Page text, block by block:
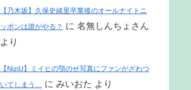
【乃木坂】久保史緒里卒業後のオールナイトニ
ッポンは誰がやる？ に 名無しんちょさん
より
【NiziU】ミイヒの顎のせ写真にファンがざわつ
いてしまう… に みいおた より